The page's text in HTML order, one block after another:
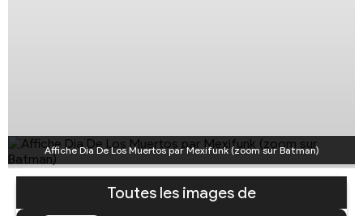
Affiche Dia De Los Muertos par Mexifunk (zoom sur Batman)
Toutes les images de